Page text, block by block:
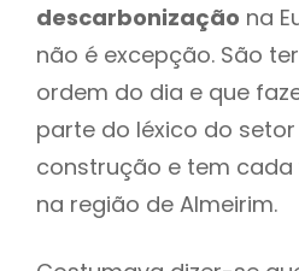
descarbonização na
não é excepção. São
ordem do dia e que
parte do léxico do
construção e tem
na região de Almeirim.